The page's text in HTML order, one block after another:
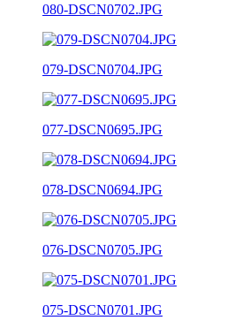
080-DSCN0702.JPG
079-DSCN0704.JPG
077-DSCN0695.JPG
078-DSCN0694.JPG
076-DSCN0705.JPG
075-DSCN0701.JPG